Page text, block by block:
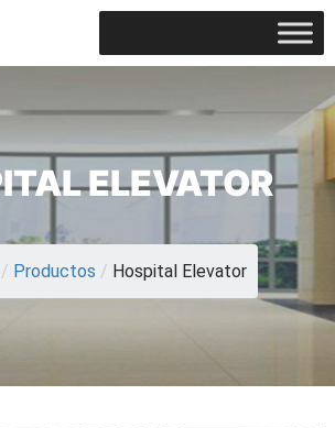
ELEVATOR​
/ Productos / Hospital Elevator​